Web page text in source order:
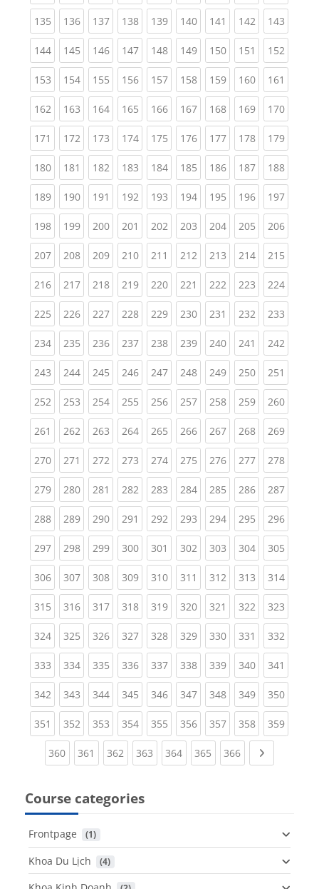
135(current)
136(current)
137(current)
138(current)
139(current)
140(current)
141 (current)
142(current)
143
144(current)
145(current)
146(current)
147(current)
148(current)
149(current)
150(current)
151 (current)
152
153(current)
154(current)
155(current)
156(current)
157(current)
158(current)
159(current)
160(current)
161
162(current)
163(current)
164(current)
165(current)
166(current)
167(current)
168(current)
169(current)
170
171 (current)
172(current)
173(current)
174(current)
175(current)
176(current)
177(current)
178(current)
179
180(current)
181 (current)
182(current)
183(current)
184(current)
185(current)
186(current)
187(current)
188
189(current)
190(current)
191 (current)
192(current)
193(current)
194(current)
195(current)
196(current)
197
198(current)
199(current)
200(current)
201 (current)
202(current)
203(current)
204(current)
205(current)
206
207(current)
208(current)
209(current)
210(current)
211 (current)
212(current)
213(current)
214(current)
215
216(current)
217(current)
218(current)
219(current)
220(current)
221 (current)
222(current)
223(current)
224
225(current)
226(current)
227(current)
228(current)
229(current)
230(current)
231 (current)
232(current)
233
234(current)
235(current)
236(current)
237(current)
238(current)
239(current)
240(current)
241 (current)
242
243(current)
244(current)
245(current)
246(current)
247(current)
248(current)
249(current)
250(current)
251
252(current)
253(current)
254(current)
255(current)
256(current)
257(current)
258(current)
259(current)
260
261 (current)
262(current)
263(current)
264(current)
265(current)
266(current)
267(current)
268(current)
269
270(current)
271 (current)
272(current)
273(current)
274(current)
275(current)
276(current)
277(current)
278
279(current)
280(current)
281 (current)
282(current)
283(current)
284(current)
285(current)
286(current)
287
288(current)
289(current)
290(current)
291 (current)
292(current)
293(current)
294(current)
295(current)
296
297(current)
298(current)
299(current)
300(current)
301 (current)
302(current)
303(current)
304(current)
305
306(current)
307(current)
308(current)
309(current)
310(current)
311 (current)
312(current)
313(current)
314
315(current)
316(current)
317(current)
318(current)
319(current)
320(current)
321 (current)
322(current)
323
324(current)
325(current)
326(current)
327(current)
328(current)
329(current)
330(current)
331 (current)
332
333(current)
334(current)
335(current)
336(current)
337(current)
338(current)
339(current)
340(current)
341
342(current)
343(current)
344(current)
345(current)
346(current)
347(current)
348(current)
349(current)
350
351 (current)
352(current)
353(current)
354(current)
355(current)
356(current)
357(current)
358(current)
359
360(current)
361 (current)
362 (current)
363 (current)
364(current)
365 (current)
366(current)Next page
Course categories
Frontpage (1)
Khoa Du Lịch (4)